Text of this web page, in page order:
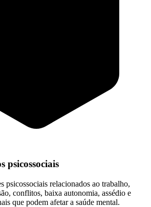
psicossociais
psicossociais relacionados ao trabalho,
conflitos, baixa autonomia, assédio e
que podem afetar a saúde mental.